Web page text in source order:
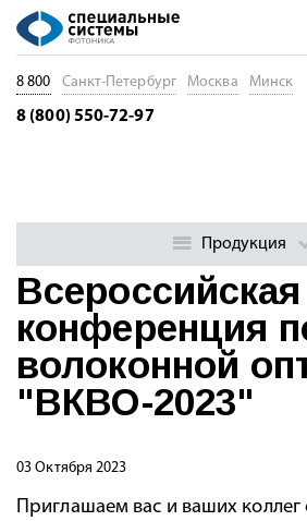
волоконной оптике "ВКВО-2023"
Всероссийская
конференция
волоконной
"ВКВО-2023"
03 Октября 2023
Приглашаем вас и ваших коллег
8 800 Санкт-Петербург Москва Минск
8 (800) 550-72-97
Продукция